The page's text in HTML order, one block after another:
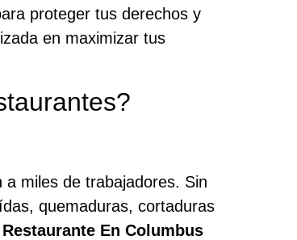
proteger tus derechos y
en maximizar tus
miles de trabajadores. Sin
quemaduras, cortaduras
En Columbus